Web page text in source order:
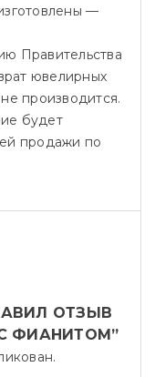
—
Правительства
ювелирных
производится.
будет
продажи по
ОТЗЫВ
ФИАНИТОМ”